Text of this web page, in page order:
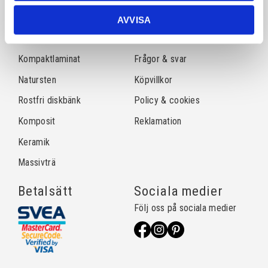
AVVISA
Laminat
Kompaktlaminat
Natursten
Rostfri diskbänk
Komposit
Keramik
Massivträ
Information
Kundtjänst
Frågor & svar
Köpvillkor
Policy & cookies
Reklamation
Betalsätt Sociala medier
Följ oss på sociala medier